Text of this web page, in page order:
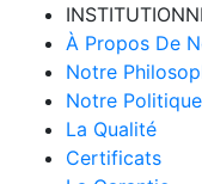
À Propos De
Notre
Notre Politique
La Qualité
Certificats